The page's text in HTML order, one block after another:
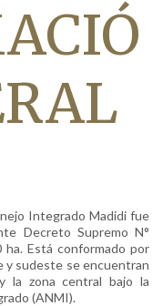
Integrado Madidi fue
Decreto Supremo N°
ha. Está conformado por
y sudeste se encuentran
la zona central bajo la
(ANMI).